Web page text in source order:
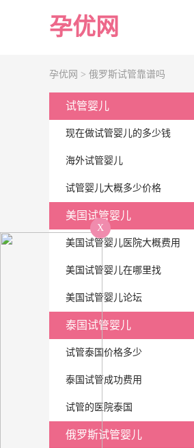
孕优网
孕优网 > 俄罗斯试管靠谱吗
试管婴儿
现在做试管婴儿的多少钱
海外试管婴儿
试管婴儿大概多少价格
美国试管婴儿
美国试管婴儿医院大概费用
美国试管婴儿在哪里找
美国试管婴儿论坛
泰国试管婴儿
试管泰国价格多少
泰国试管成功费用
试管的医院泰国
俄罗斯试管婴儿
X